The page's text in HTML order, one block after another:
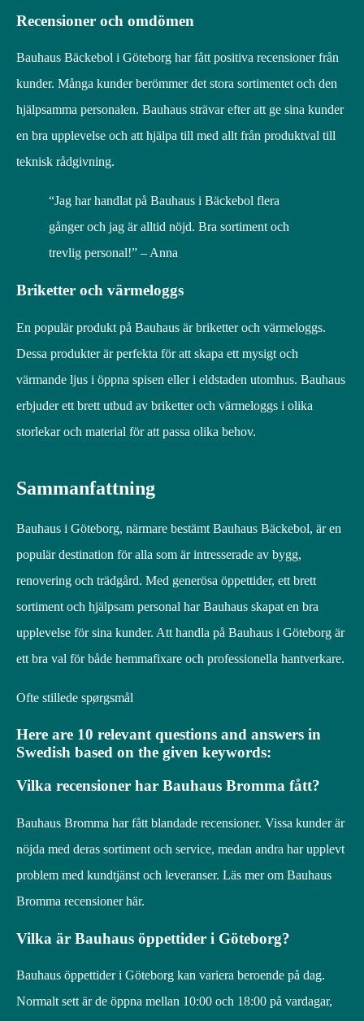
Recensioner och omdömen
Bauhaus Bäckebol i Göteborg har fått positiva recensioner från
kunder. Många kunder berömmer det stora sortimentet och den
hjälpsamma personalen. Bauhaus strävar efter att ge sina kunder
en bra upplevelse och att hjälpa till med allt från produktval till
teknisk rådgivning.
“Jag har handlat på Bauhaus i Bäckebol flera
gånger och jag är alltid nöjd. Bra sortiment och
trevlig personal!” – Anna
Briketter och värmeloggs
En populär produkt på Bauhaus är briketter och värmeloggs.
Dessa produkter är perfekta för att skapa ett mysigt och
värmande ljus i öppna spisen eller i eldstaden utomhus. Bauhaus
erbjuder ett brett utbud av briketter och värmeloggs i olika
storlekar och material för att passa olika behov.
Sammanfattning
Bauhaus i Göteborg, närmare bestämt Bauhaus Bäckebol, är en
populär destination för alla som är intresserade av bygg,
renovering och trädgård. Med generösa öppettider, ett brett
sortiment och hjälpsam personal har Bauhaus skapat en bra
upplevelse för sina kunder. Att handla på Bauhaus i Göteborg är
ett bra val för både hemmafixare och professionella hantverkare.
Ofte stillede spørgsmål
Here are 10 relevant questions and answers in
Swedish based on the given keywords:
Vilka recensioner har Bauhaus Bromma fått?
Bauhaus Bromma har fått blandade recensioner. Vissa kunder är
nöjda med deras sortiment och service, medan andra har upplevt
problem med kundtjänst och leveranser. Läs mer om Bauhaus
Bromma recensioner här.
Vilka är Bauhaus öppettider i Göteborg?
Bauhaus öppettider i Göteborg kan variera beroende på dag.
Normalt sett är de öppna mellan 10:00 och 18:00 på vardagar,